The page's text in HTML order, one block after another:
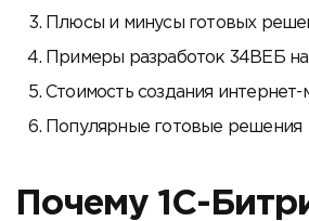
Плюсы и минусы готовых
Примеры разработок 34ВЕБ
Стоимость создания интернет-
Популярные готовые решения
Почему 1С-